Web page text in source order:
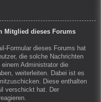
Mitglied dieses Forums
Formular dieses Forums hat
die solche Nachrichten
Administrator die
weiterleiten. Dabei ist es
Diese enthalten
verschickt hat. Der